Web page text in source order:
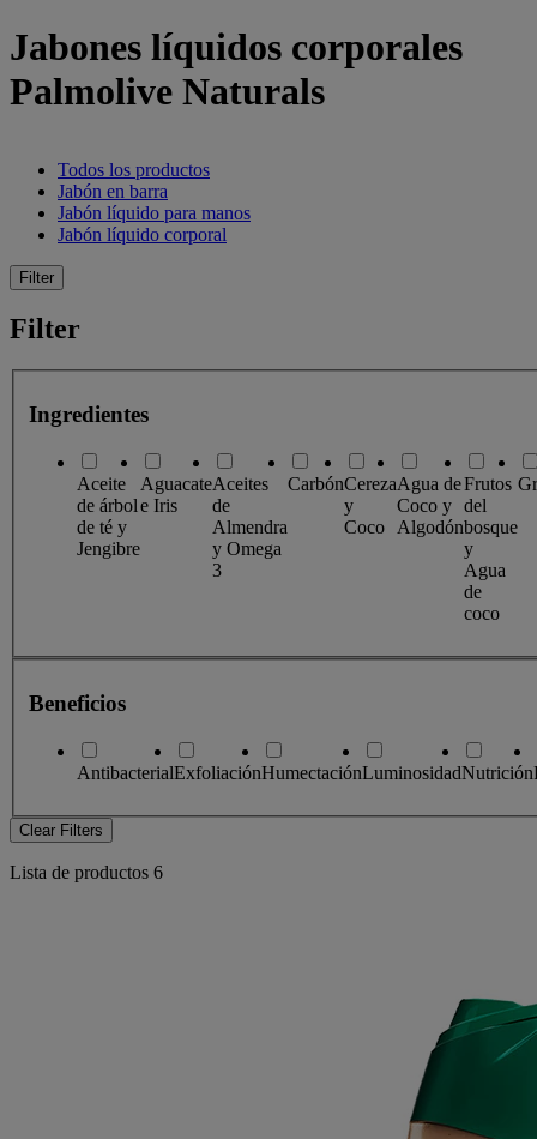
Jabones líquidos corporales
Palmolive Naturals
Todos los productos
Jabón en barra
Jabón líquido para manos
Jabón líquido corporal
Filter
Filter
Ingredientes
Aceite
de árbol
de té y
Jengibre
Aguacate
e Iris
Aceites
de
Almendra
y Omega
3
CarbónCereza
y
Coco
Agua de
Coco y
Algodón
Frutos
del
bosque
y
Agua
de
coco
Beneficios
AntibacterialExfoliaciónHumectaciónLuminosidadNutrición
Clear Filters
Lista de productos 6